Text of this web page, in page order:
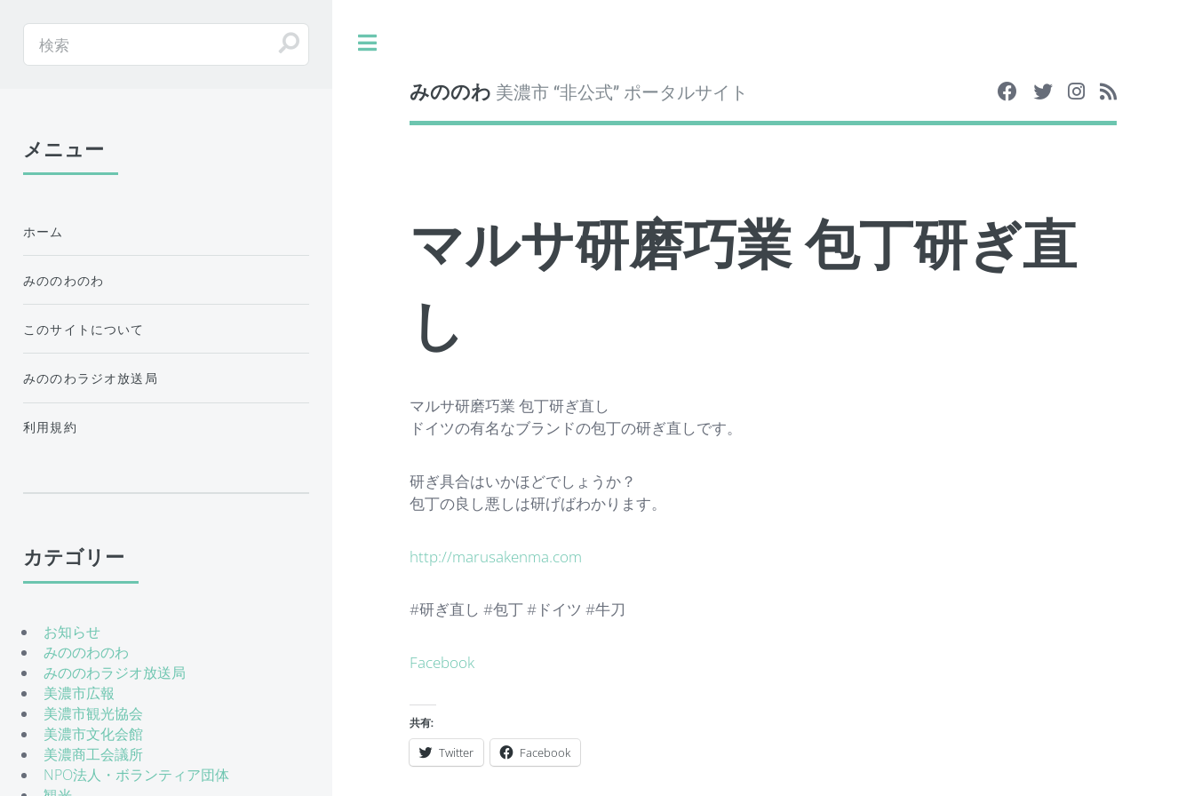
みののわ 美濃市 “非公式” ポータルサイト
マルサ研磨巧業 包丁研ぎ直
し
マルサ研磨巧業 包丁研ぎ直し
ドイツの有名なブランドの包丁の研ぎ直しです。
研ぎ具合はいかほどでしょうか？
包丁の良し悪しは研げばわかります。
http://marusakenma.com
#研ぎ直し #包丁 #ドイツ #牛刀
Facebook
共有:
Twitter Facebook
メニュー
ホーム
みののわのわ
このサイトについて
みののわラジオ放送局
利用規約
カテゴリー
お知らせ
みののわのわ
みののわラジオ放送局
美濃市広報
美濃市観光協会
美濃市文化会館
美濃商工会議所
NPO法人・ボランティア団体